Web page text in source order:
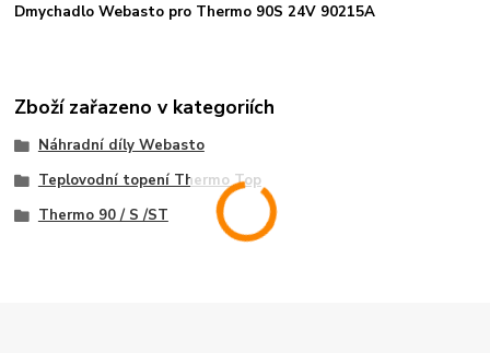
Dmychadlo Webasto pro Thermo 90S 24V 90215A
Zboží zařazeno v kategoriích
Náhradní díly Webasto
Teplovodní topení Thermo Top
Thermo 90 / S /ST